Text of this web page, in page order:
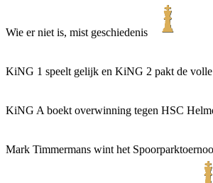
Wie er niet is, mist geschiedenis
KiNG 1 speelt gelijk en KiNG 2 pakt de
KiNG A boekt overwinning tegen HSC
Mark Timmermans wint het